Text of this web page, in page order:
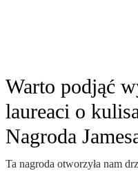
Warto podjąć
laureaci o
Nagroda
Ta nagroda otworzyła nam